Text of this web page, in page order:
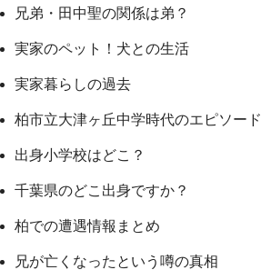
兄弟・田中聖の関係は弟？
実家のペット！犬との生活
実家暮らしの過去
柏市立大津ヶ丘中学時代のエピソード
出身小学校はどこ？
千葉県のどこ出身ですか？
柏での遭遇情報まとめ
兄が亡くなったという噂の真相